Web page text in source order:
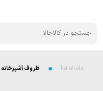
kalahala ظروف آشپزخانه